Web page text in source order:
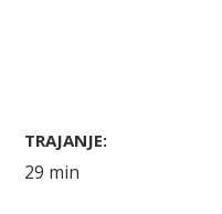
TRAJANJE:
29 min